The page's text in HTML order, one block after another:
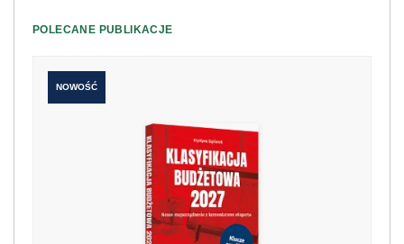
POLECANE PUBLIKACJE
NOWOŚĆ